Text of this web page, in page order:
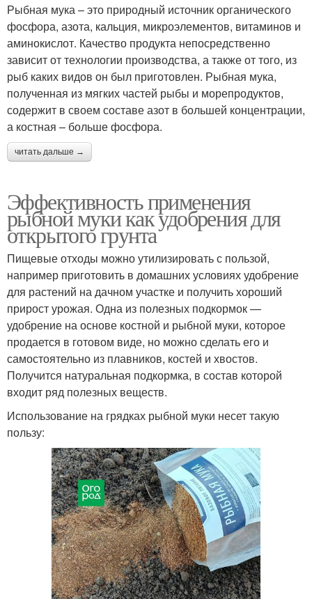
Рыбная мука – это природный источник органического
фосфора, азота, кальция, микроэлементов, витаминов и
аминокислот. Качество продукта непосредственно
зависит от технологии производства, а также от того, из
рыб каких видов он был приготовлен. Рыбная мука,
полученная из мягких частей рыбы и морепродуктов,
содержит в своем составе азот в большей концентрации,
а костная – больше фосфора.
читать дальше →
Эффективность применения
рыбной муки как удобрения для
открытого грунта
Пищевые отходы можно утилизировать с пользой,
например приготовить в домашних условиях удобрение
для растений на дачном участке и получить хороший
прирост урожая. Одна из полезных подкормок —
удобрение на основе костной и рыбной муки, которое
продается в готовом виде, но можно сделать его и
самостоятельно из плавников, костей и хвостов.
Получится натуральная подкормка, в состав которой
входит ряд полезных веществ.
Использование на грядках рыбной муки несет такую
пользу: